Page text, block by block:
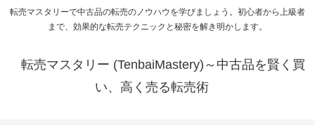
転売マスタリーで中古品の転売のノウハウを学びましょう。初心者から上級者
まで、効果的な転売テクニックと秘密を解き明かします。
転売マスタリー (TenbaiMastery)～中古品を賢く買
い、高く売る転売術